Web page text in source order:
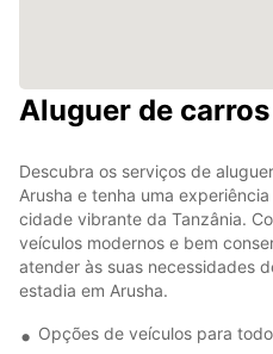
Aluguer de
Descubra os serviços de
Arusha e tenha uma
cidade vibrante da Tanzânia.
veículos modernos e bem
atender às suas necessidades
estadia em Arusha.
Opções de veículos para